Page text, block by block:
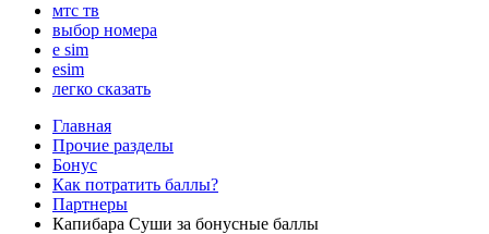
мтс тв
выбор номера
e sim
esim
легко сказать
Главная
Прочие разделы
Бонус
Как потратить баллы?
Партнеры
Капибара Суши за бонусные баллы